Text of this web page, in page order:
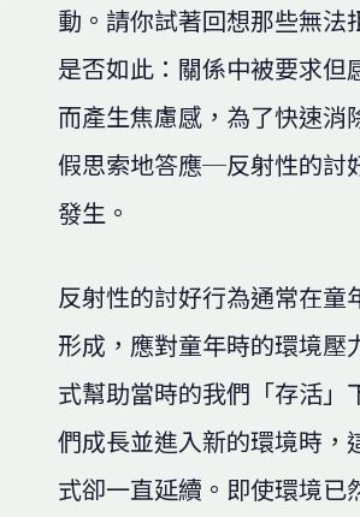
動。請你試著回想那些無法
是否如此：關係中被要求但
而產生焦慮感，為了快速消
假思索地答應─反射性的討
發生。
反射性的討好行為通常在童
形成，應對童年時的環境壓
式幫助當時的我們「存活」
們成長並進入新的環境時，
式卻一直延續。即使環境已